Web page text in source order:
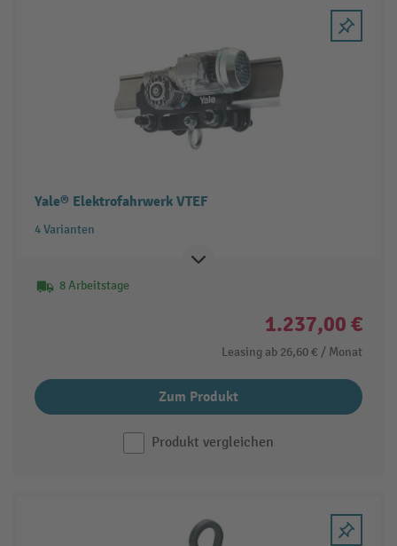
Yale® Elektrofahrwerk VTEF
4 Varianten
8 Arbeitstage
1.237,00 €
Leasing ab 26,60 € / Monat
Zum Produkt
Produkt vergleichen